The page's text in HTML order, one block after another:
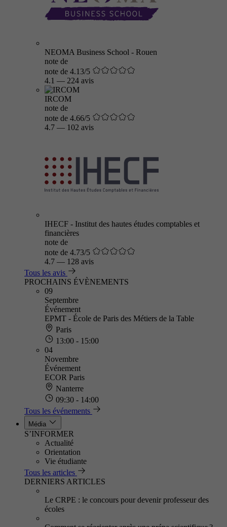
NEOMA Business School - Rouen
note de
note de 4.13/5
4.1 — 224 avis
IRCOM
note de
note de 4.66/5
4.7 — 102 avis
IHECF - Institut des hautes études comptables et
financières
note de
note de 4.73/5
4.7 — 128 avis
Tous les avis
PROCHAINS ÉVÈNEMENTS
09
Septembre
Événement
EPMT - École de Paris des Métiers de la Table
Paris
13:00 - 15:00
04
Novembre
Événement
ECOR Paris
Nanterre
09:30 - 14:00
Tous les événements
Média
S’INFORMER
Actualité
Orientation
Vie étudiante
Tous les articles
DERNIERS ARTICLES
Le CRPE : le concours pour devenir professeur des
écoles